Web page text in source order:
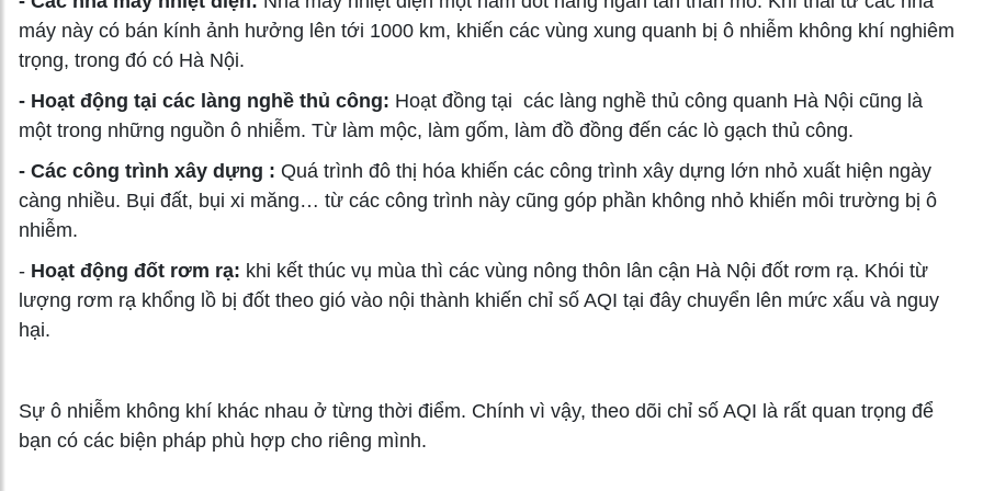
máy này có bán kính ảnh hưởng lên tới 1000 km, khiến các vùng xung quanh bị ô nhiễm không khí nghiêm
trọng, trong đó có Hà Nội.
- Hoạt động tại các làng nghề thủ công: Hoạt đồng tại các làng nghề thủ công quanh Hà Nội cũng là
một trong những nguồn ô nhiễm. Từ làm mộc, làm gốm, làm đồ đồng đến các lò gạch thủ công.
- Các công trình xây dựng : Quá trình đô thị hóa khiến các công trình xây dựng lớn nhỏ xuất hiện ngày
càng nhiều. Bụi đất, bụi xi măng… từ các công trình này cũng góp phần không nhỏ khiến môi trường bị ô
nhiễm.
- Hoạt động đốt rơm rạ: khi kết thúc vụ mùa thì các vùng nông thôn lân cận Hà Nội đốt rơm rạ. Khói từ
lượng rơm rạ khổng lồ bị đốt theo gió vào nội thành khiến chỉ số AQI tại đây chuyển lên mức xấu và nguy
hại.
Sự ô nhiễm không khí khác nhau ở từng thời điểm. Chính vì vậy, theo dõi chỉ số AQI là rất quan trọng để
bạn có các biện pháp phù hợp cho riêng mình.